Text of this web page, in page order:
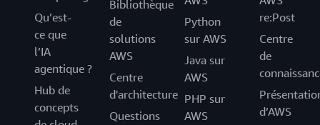
Qu’est-
ce que
l’IA
agentique ?
Hub de
concepts
Bibliothèque
de
solutions
AWS
Centre
d'architecture
Questions
Python
sur AWS
Java sur
AWS
PHP sur
AWS
re:Post
Centre
de
d’AWS